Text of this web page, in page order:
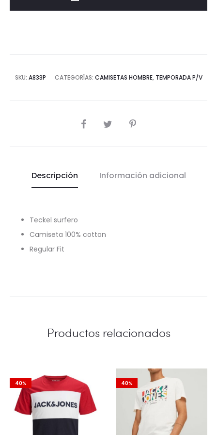
SKU: A833P CATEGORÍAS: CAMISETAS HOMBRE, TEMPORADA P/V
COMPARTIR
Descripción Información adicional
Teckel surfero
Camiseta 100% cotton
Regular Fit
Productos relacionados
40% 40%